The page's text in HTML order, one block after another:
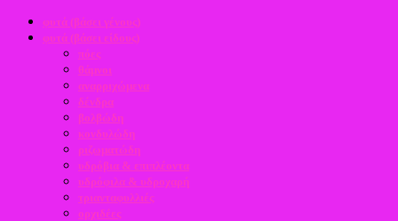
φυτά (βάσει γένους)
φυτά (βάσει είδους)
πόες
θάμνοι
αναρριχώμενα
δένδρα
βολβώδη
κονδυλώδη
ριζωματώδη
υδρόβια & επιπλέοντα
υδρόφιλα & υδροχαρή
τριανταφυλλιές
ορχιδέες